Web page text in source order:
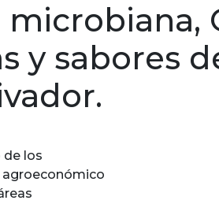
microbiana,
y sabores
de los